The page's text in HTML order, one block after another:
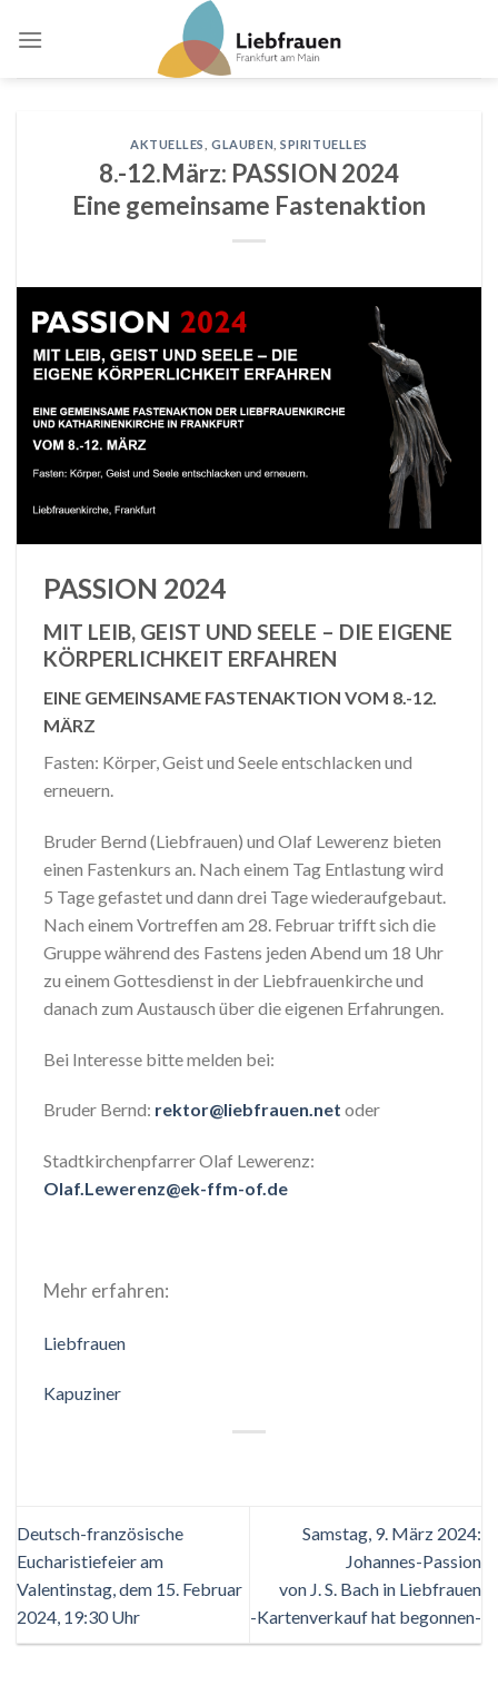
AKTUELLES ,GLAUBEN ,SPIRITUELLES
8.-12.März: PASSION 2024
Eine gemeinsame Fastenaktion
PASSION 2024
MIT LEIB, GEIST UND SEELE – DIE EIGENE
KÖRPERLICHKEIT ERFAHREN
EINE GEMEINSAME FASTENAKTION VOM 8.-12.
MÄRZ
Fasten: Körper, Geist und Seele entschlacken und
erneuern.
Bruder Bernd (Liebfrauen) und Olaf Lewerenz bieten
einen Fastenkurs an. Nach einem Tag Entlastung wird
5 Tage gefastet und dann drei Tage wiederaufgebaut.
Nach einem Vortreffen am 28. Februar trifft sich die
Gruppe während des Fastens jeden Abend um 18 Uhr
zu einem Gottesdienst in der Liebfrauenkirche und
danach zum Austausch über die eigenen Erfahrungen.
Bei Interesse bitte melden bei:
Bruder Bernd: rektor@liebfrauen.net oder
Stadtkirchenpfarrer Olaf Lewerenz:
Olaf.Lewerenz@ek-ffm-of.de
Mehr erfahren:
Liebfrauen
Kapuziner
Deutsch-französische
Eucharistiefeier am
Valentinstag, dem 15. Februar
2024, 19:30 Uhr
Samstag, 9. März 2024:
Johannes-Passion
von J. S. Bach in Liebfrauen
-Kartenverkauf hat begonnen-